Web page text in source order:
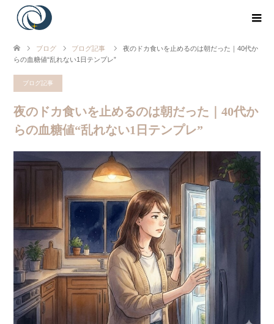
ブログ ブログ記事
夜のドカ食いを止めるのは朝だった｜40代か
らの血糖値“乱れない1日テンプレ”
ブログ記事
夜のドカ食いを止めるのは朝だった｜40代か
らの血糖値“乱れない1日テンプレ”